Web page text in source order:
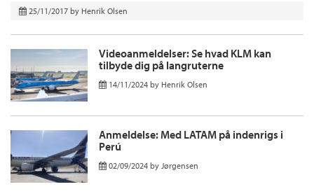
25/11/2017 by Henrik Olsen
Videoanmeldelser: Se hvad KLM kan
tilbyde dig på langruterne
14/11/2024 by Henrik Olsen
Anmeldelse: Med LATAM på indenrigs i
Perú
02/09/2024 by Jørgensen